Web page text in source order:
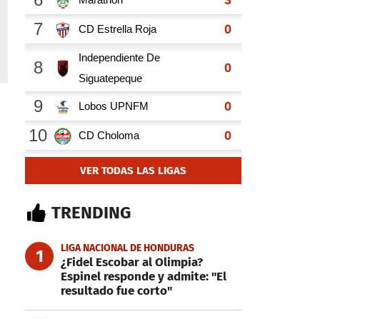
VER TODAS LAS LIGAS
TRENDING
1 LIGA NACIONAL DE HONDURAS
¿Fidel Escobar al Olimpia?
Espinel responde y admite: "El
resultado fue corto"